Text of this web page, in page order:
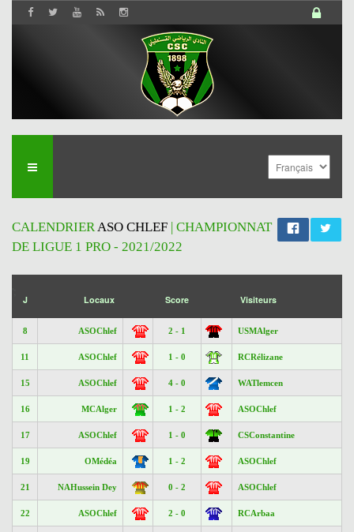
CALENDRIERASO CHLEF | CHAMPIONNAT
DE LIGUE 1 PRO - 2021/2022
J Locaux Score Visiteurs
8 ASOChlef 2 - 1 USMAlger
11 ASOChlef 1 - 0 RCRélizane
15 ASOChlef 4 - 0 WATlemcen
16 MCAlger 1 - 2 ASOChlef
17 ASOChlef 1 - 0 CSConstantine
19 OMédéa 1 - 2 ASOChlef
21 NAHussein Dey 0 - 2 ASOChlef
22 ASOChlef 2 - 0 RCArbaa